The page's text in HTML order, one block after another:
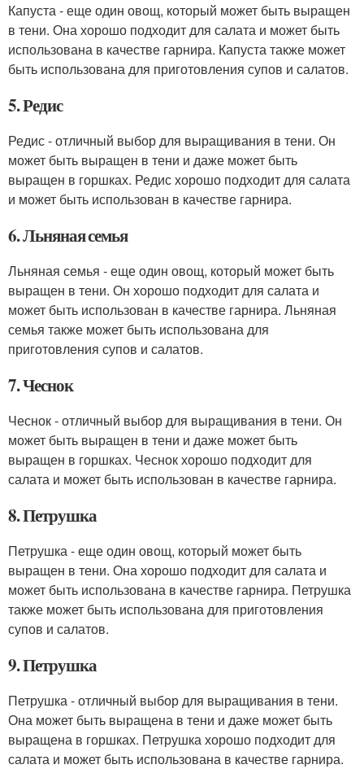
Капуста - еще один овощ, который может быть выращен
в тени. Она хорошо подходит для салата и может быть
использована в качестве гарнира. Капуста также может
быть использована для приготовления супов и салатов.
5. Редис
Редис - отличный выбор для выращивания в тени. Он
может быть выращен в тени и даже может быть
выращен в горшках. Редис хорошо подходит для салата
и может быть использован в качестве гарнира.
6. Льняная семья
Льняная семья - еще один овощ, который может быть
выращен в тени. Он хорошо подходит для салата и
может быть использован в качестве гарнира. Льняная
семья также может быть использована для
приготовления супов и салатов.
7. Чеснок
Чеснок - отличный выбор для выращивания в тени. Он
может быть выращен в тени и даже может быть
выращен в горшках. Чеснок хорошо подходит для
салата и может быть использован в качестве гарнира.
8. Петрушка
Петрушка - еще один овощ, который может быть
выращен в тени. Она хорошо подходит для салата и
может быть использована в качестве гарнира. Петрушка
также может быть использована для приготовления
супов и салатов.
9. Петрушка
Петрушка - отличный выбор для выращивания в тени.
Она может быть выращена в тени и даже может быть
выращена в горшках. Петрушка хорошо подходит для
салата и может быть использована в качестве гарнира.